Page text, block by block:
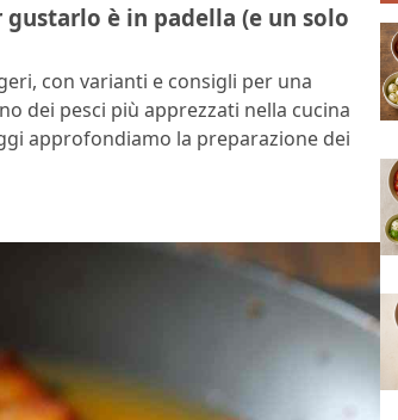
è in padella (e un solo
con varianti e consigli per una
dei pesci più apprezzati nella cucina
approfondiamo la preparazione dei